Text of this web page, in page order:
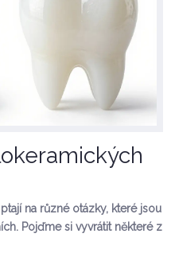
na různé otázky, které jsou
Pojďme si vyvrátit některé z